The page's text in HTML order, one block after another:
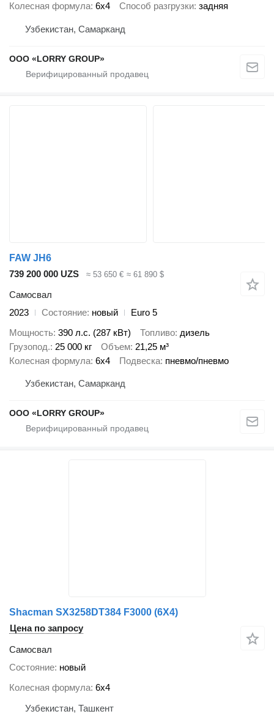
Колесная формула 6x4 Способ разгрузки задняя
Узбекистан, Самарканд
ООО «LORRY GROUP»
FAW JH6
739 200 000 UZS
≈ 53 650 € ≈ 61 890 $
Самосвал
2023
Состояние новый
Euro 5
Мощность 390 л.с. (287 кВт) Топливо дизель
Грузопод. 25 000 кг Объем 21,25 м³
Колесная формула 6x4 Подвеска пневмо/пневмо
Узбекистан, Самарканд
ООО «LORRY GROUP»
Shacman SX3258DТ384 F3000 (6X4)
Цена по запросу
Самосвал
Состояние новый
Колесная формула 6x4
Узбекистан, Ташкент